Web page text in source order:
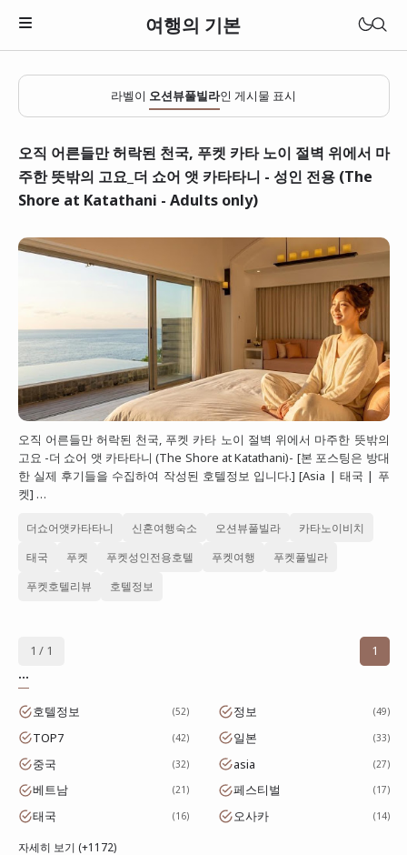
여행의 기본
일본
베트남
태국
대만
프랑스
이탈리아
스위스
스페인
라벨이 오션뷰풀빌라인 게시물 표시
오직 어른들만 허락된 천국, 푸켓 카타 노이 절벽 위에서 마
주한 뜻밖의 고요_더 쇼어 앳 카타타니 - 성인 전용 (The
Shore at Katathani - Adults only)
오직 어른들만 허락된 천국, 푸켓 카타 노이 절벽 위에서 마주한 뜻밖의
고요 -더 쇼어 앳 카타타니 (The Shore at Katathani)- [본 포스팅은 방대
한 실제 후기들을 수집하여 작성된 호텔정보 입니다.] [Asia | 태국 | 푸
켓] …
더쇼어앳카타타니 신혼여행숙소 오션뷰풀빌라 카타노이비치
태국 푸켓 푸켓성인전용호텔 푸켓여행 푸켓풀빌라
푸켓호텔리뷰 호텔정보
1 / 1
1
...
호텔정보 52 정보 49
TOP7 42 일본 33
중국 32 asia 27
베트남 21 페스티벌 17
태국 16 오사카 14
자세히 보기 (+1172)